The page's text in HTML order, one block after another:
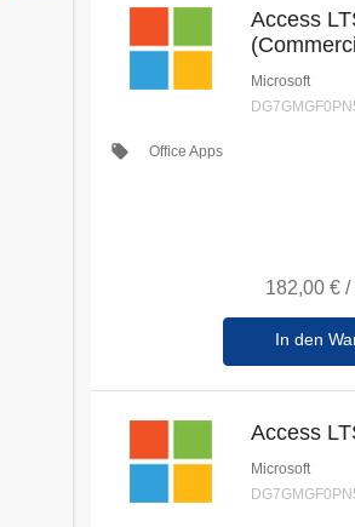
Access
Microsoft
local_offer Office Apps
182,00 € /
In den
Access
Microsoft